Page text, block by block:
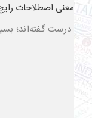
معنی اصطلاحات
درست گفته‌اند؛